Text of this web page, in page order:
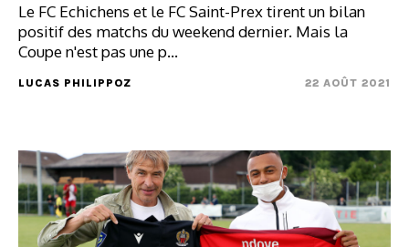
Le FC Echichens et le FC Saint-Prex tirent un bilan
positif des matchs du weekend dernier. Mais la
Coupe n'est pas une p...
LUCAS PHILIPPOZ 22 AOÛT 2021